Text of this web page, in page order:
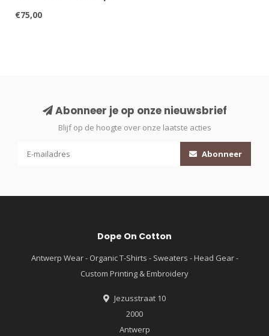
€75,00
Abonneer je op onze nieuwsbrief
Blijf op de hoogte over onze laatste acties
Abonneer
Dope On Cotton
Antwerp Wear - Organic T-Shirts - Sweaters - Head Gear -
Custom Printing & Embroidery
Jezusstraat 10
2000
Antwerp